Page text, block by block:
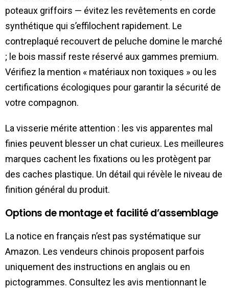
poteaux griffoirs — évitez les revêtements en corde
synthétique qui s’effilochent rapidement. Le
contreplaqué recouvert de peluche domine le marché
; le bois massif reste réservé aux gammes premium.
Vérifiez la mention « matériaux non toxiques » ou les
certifications écologiques pour garantir la sécurité de
votre compagnon.
La visserie mérite attention : les vis apparentes mal
finies peuvent blesser un chat curieux. Les meilleures
marques cachent les fixations ou les protègent par
des caches plastique. Un détail qui révèle le niveau de
finition général du produit.
Options de montage et facilité d’assemblage
La notice en français n’est pas systématique sur
Amazon. Les vendeurs chinois proposent parfois
uniquement des instructions en anglais ou en
pictogrammes. Consultez les avis mentionnant le